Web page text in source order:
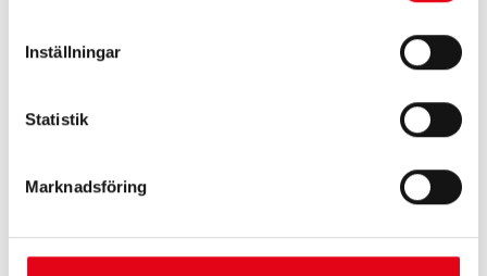
Inställningar
Statistik
Marknadsföring
Byggda för entreprenad och lantbruk
Tillval och utrustning
Räkneverk
Olika ventiler och anslutningar